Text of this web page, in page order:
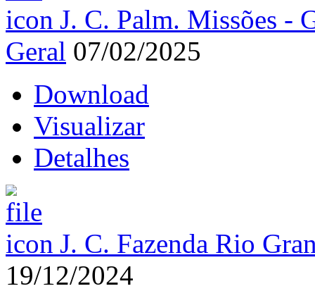
J. C. Palm. Missões -
Geral 07/02/2025
Download
Visualizar
Detalhes
J. C. Fazenda Rio
19/12/2024